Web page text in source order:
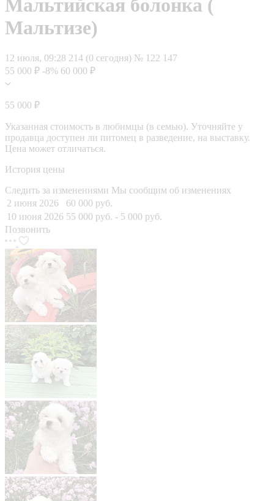
Мальтийская болонка (
Мальтизе)
12 июля, 09:28 214 (0 сегодня) № 122 147
55 000 ₽ -8% 60 000 ₽
55 000 ₽
Указанная стоимость в любимцы (в семью). Уточняйте у
продавца доступен ли питомец в разведение, на выставку.
Цена может отличаться.
История цены
Следить за изменениями Мы сообщим об изменениях
2 июня 2026
60 000 руб.
10 июня 2026 55 000 руб. - 5 000 руб.
Позвонить